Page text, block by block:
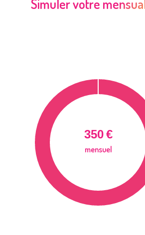
Simuler votre
350 €
mensuel